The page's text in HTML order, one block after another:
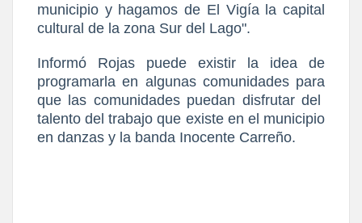
municipio y hagamos de El Vigía la capital
cultural de la zona Sur del Lago".
Informó Rojas puede existir la idea de
programarla en algunas comunidades para
que las comunidades puedan disfrutar del
talento del trabajo que existe en el municipio
en danzas y la banda Inocente Carreño.